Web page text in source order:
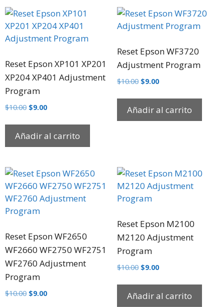
Reset Epson XP101 XP201
XP204 XP401 Adjustment
Program
$10.00 $9.00
Añadir al carrito
Reset Epson WF3720
Adjustment Program
$10.00 $9.00
Añadir al carrito
Reset Epson WF2650
WF2660 WF2750 WF2751
WF2760 Adjustment
Program
$10.00 $9.00
Reset Epson M2100
M2120 Adjustment
Program
$10.00 $9.00
Añadir al carrito